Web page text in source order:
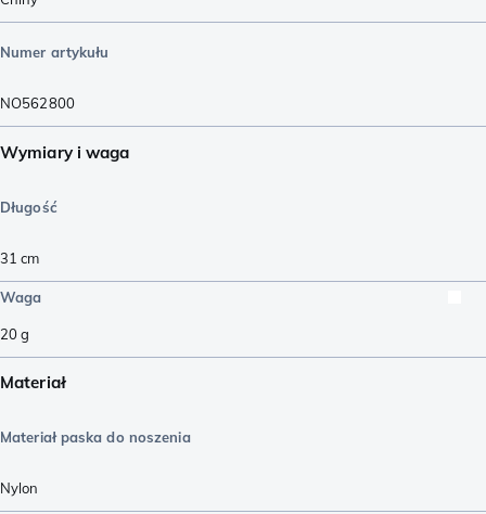
Numer artykułu
NO562800
Wymiary i waga
Długość
31 cm
Waga
20g
Materiał
Materiał paska do noszenia
Nylon